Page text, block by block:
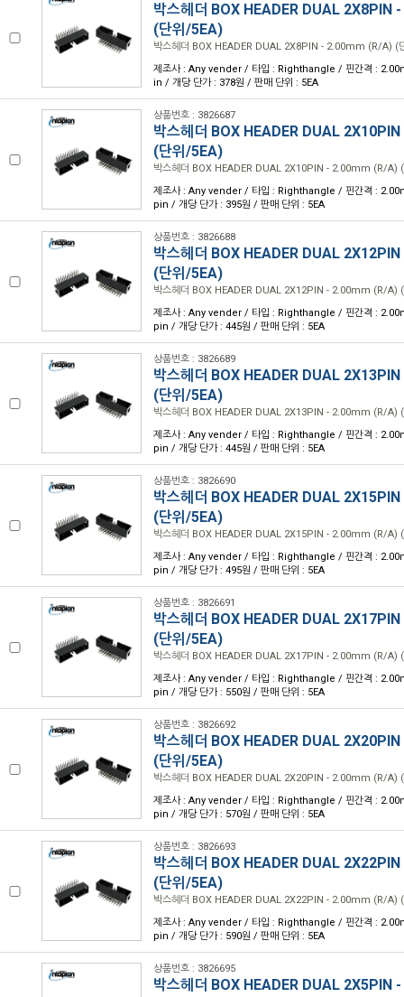
박스헤더 BOX HEADER DUAL 2X8PIN
(단위/5EA)
박스헤더 BOX HEADER DUAL 2X8PIN - 2.00mm (R/A) (
제조사 : Any vender / 타입 : Righthangle / 핀간격 :
in / 개당 단가 : 378원 / 판매 단위 : 5EA
상품번호 : 3826687
박스헤더 BOX HEADER DUAL
(단위/5EA)
박스헤더 BOX HEADER DUAL 2X10PIN - 2.00mm (R/A)
제조사 : Any vender / 타입 : Righthangle / 핀간격 :
pin / 개당 단가 : 395원 / 판매 단위 : 5EA
상품번호 : 3826688
박스헤더 BOX HEADER DUAL
(단위/5EA)
박스헤더 BOX HEADER DUAL 2X12PIN - 2.00mm (R/A)
제조사 : Any vender / 타입 : Righthangle / 핀간격 :
pin / 개당 단가 : 445원 / 판매 단위 : 5EA
상품번호 : 3826689
박스헤더 BOX HEADER DUAL
(단위/5EA)
박스헤더 BOX HEADER DUAL 2X13PIN - 2.00mm (R/A)
제조사 : Any vender / 타입 : Righthangle / 핀간격 :
pin / 개당 단가 : 445원 / 판매 단위 : 5EA
상품번호 : 3826690
박스헤더 BOX HEADER DUAL
(단위/5EA)
박스헤더 BOX HEADER DUAL 2X15PIN - 2.00mm (R/A)
제조사 : Any vender / 타입 : Righthangle / 핀간격 :
pin / 개당 단가 : 495원 / 판매 단위 : 5EA
상품번호 : 3826691
박스헤더 BOX HEADER DUAL
(단위/5EA)
박스헤더 BOX HEADER DUAL 2X17PIN - 2.00mm (R/A)
제조사 : Any vender / 타입 : Righthangle / 핀간격 :
pin / 개당 단가 : 550원 / 판매 단위 : 5EA
상품번호 : 3826692
박스헤더 BOX HEADER DUAL
(단위/5EA)
박스헤더 BOX HEADER DUAL 2X20PIN - 2.00mm (R/A)
제조사 : Any vender / 타입 : Righthangle / 핀간격 :
pin / 개당 단가 : 570원 / 판매 단위 : 5EA
상품번호 : 3826693
박스헤더 BOX HEADER DUAL
(단위/5EA)
박스헤더 BOX HEADER DUAL 2X22PIN - 2.00mm (R/A)
제조사 : Any vender / 타입 : Righthangle / 핀간격 :
pin / 개당 단가 : 590원 / 판매 단위 : 5EA
상품번호 : 3826695
박스헤더 BOX HEADER DUAL 2X5PIN